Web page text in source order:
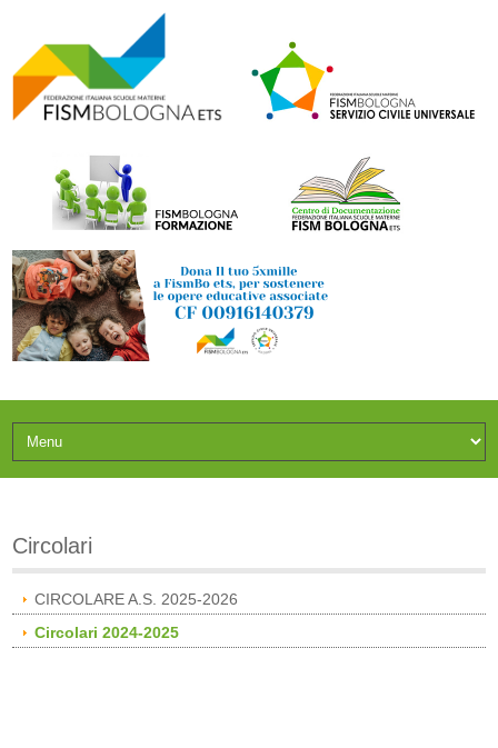
Circolari
CIRCOLARE A.S. 2025-2026
Circolari 2024-2025